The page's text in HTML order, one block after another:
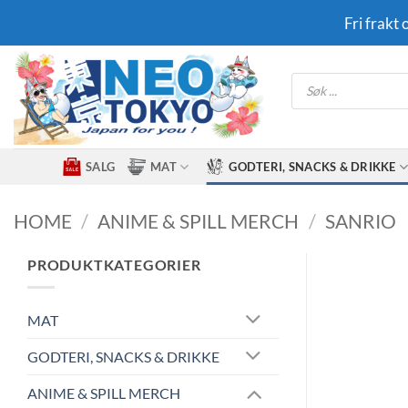
content
Fri frakt
Products
search
SALG MAT GODTERI, SNACKS & DRIKKE
HOME / ANIME & SPILL MERCH / SANRIO
PRODUKTKATEGORIER
MAT
GODTERI, SNACKS & DRIKKE
ANIME & SPILL MERCH